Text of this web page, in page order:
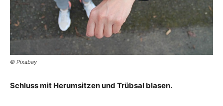
© Pixabay
Schluss mit Herumsitzen und Trübsal blasen.